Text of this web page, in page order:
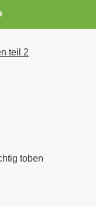
teil 2
toben